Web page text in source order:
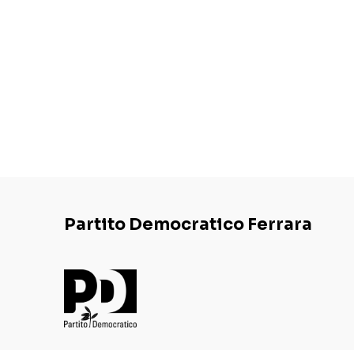
Partito Democratico Ferrara